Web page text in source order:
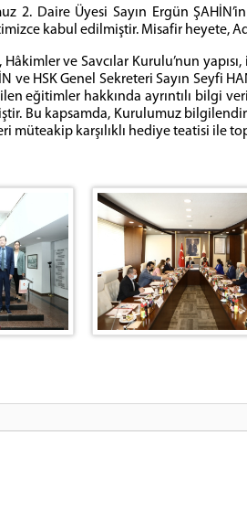
2. Daire Üyesi Sayın Ergün
kabul edilmiştir. Misafir heyete,
ve Savcılar Kurulu’nun
ve HSK Genel Sekreteri Sayın Seyfi
eğitimler hakkında ayrıntılı bilgi
Bu kapsamda, Kurulumuz
müteakip karşılıklı hediye teatisi ile